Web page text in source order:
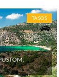
TASOS